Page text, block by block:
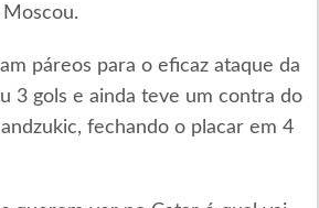
páreos para o eficaz ataque da
3 gols e ainda teve um contra do
fechando o placar em 4